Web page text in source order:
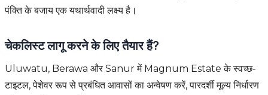
पंक्ति के बजाय एक यथार्थवादी लक्ष्य है।
चेकलिस्ट लागू करने के लिए तैयार हैं?
Uluwatu, Berawa और Sanur में Magnum Estate के स्वच्छ-
टाइटल, पेशेवर रूप से प्रबंधित आवासों का अन्वेषण करें, पारदर्शी मूल्य निर्धारण